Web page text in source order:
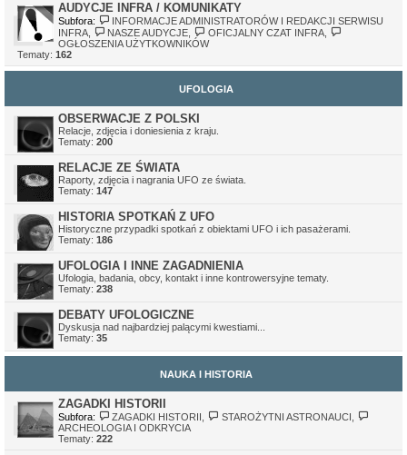
AUDYCJE INFRA / KOMUNIKATY
Subfora:
INFORMACJE ADMINISTRATORÓW I REDAKCJI SERWISU
INFRA
NASZE AUDYCJE OFICJALNY CZAT INFRA,
OGŁOSZENIA UŻYTKOWNIKÓW
Tematy: 162
UFOLOGIA
OBSERWACJE Z POLSKI
Relacje, zdjęcia i doniesienia z kraju.
Tematy: 200
RELACJE ZE ŚWIATA
Raporty, zdjęcia i nagrania UFO ze świata.
Tematy: 147
HISTORIA SPOTKAŃ Z UFO
Historyczne przypadki spotkań z obiektami UFO i ich pasażerami.
Tematy: 186
UFOLOGIA I INNE ZAGADNIENIA
Ufologia, badania, obcy, kontakt i inne kontrowersyjne tematy.
Tematy: 238
DEBATY UFOLOGICZNE
Dyskusja nad najbardziej palącymi kwestiami...
Tematy: 35
NAUKA I HISTORIA
ZAGADKI HISTORII
Subfora: ZAGADKI HISTORII STAROŻYTNI ASTRONAUCI
ARCHEOLOGIA I ODKRYCIA
Tematy: 222